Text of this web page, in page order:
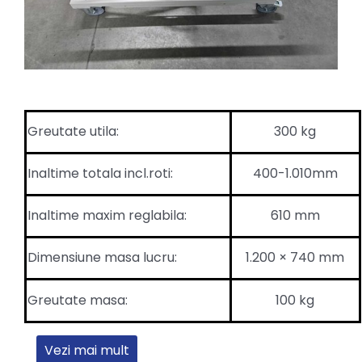
Greutate utila: 300 kg
Inaltime totala incl.roti: 400-1.010mm
Inaltime maxim reglabila: 610 mm
Dimensiune masa lucru: 1.200 × 740 mm
Greutate masa: 100 kg
Vezi mai mult